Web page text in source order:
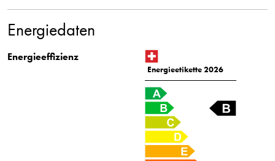
Energiedaten
Energieeffizienz
Energieetikette 2026